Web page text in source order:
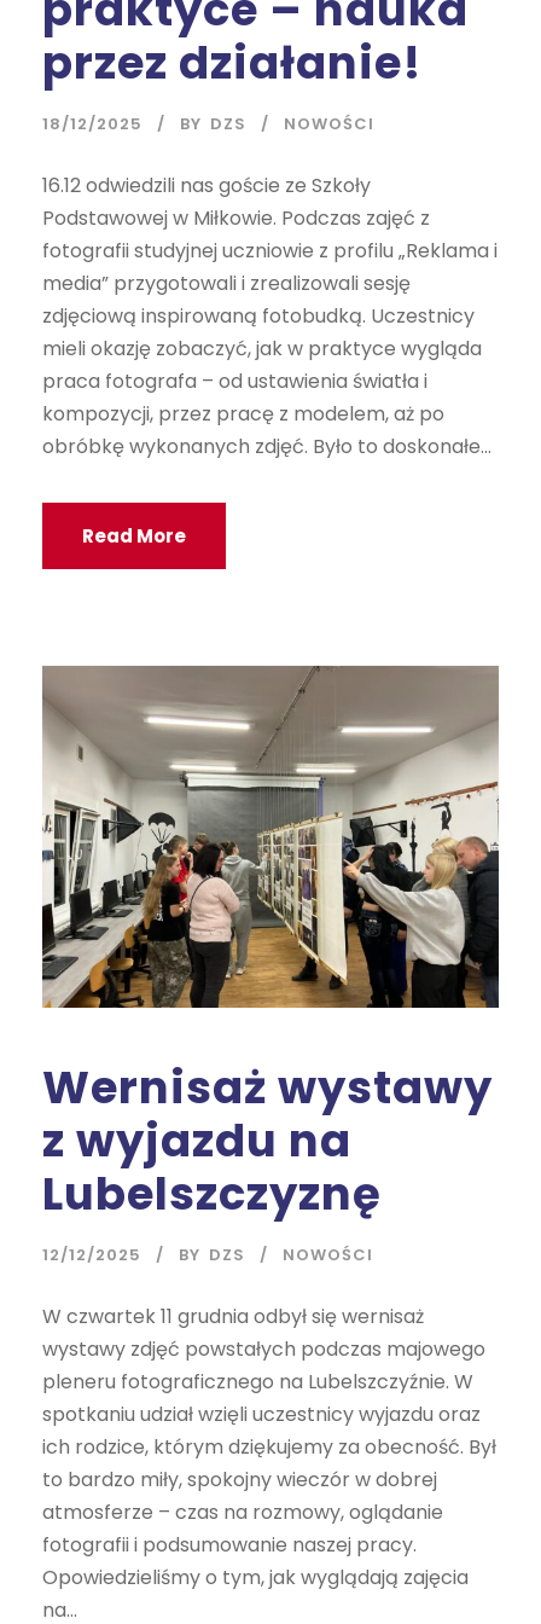
przez działanie!
18/12/2025 BY DZS NOWOŚCI
16.12 odwiedzili nas goście ze Szkoły
Podstawowej w Miłkowie. Podczas zajęć z
fotografii studyjnej uczniowie z profilu „Reklama i
media” przygotowali i zrealizowali sesję
zdjęciową inspirowaną fotobudką. Uczestnicy
mieli okazję zobaczyć, jak w praktyce wygląda
praca fotografa – od ustawienia światła i
kompozycji, przez pracę z modelem, aż po
obróbkę wykonanych zdjęć. Było to doskonałe...
Read More
Wernisaż wystawy
z wyjazdu na
Lubelszczyznę
12/12/2025 BY DZS NOWOŚCI
W czwartek 11 grudnia odbył się wernisaż
wystawy zdjęć powstałych podczas majowego
pleneru fotograficznego na Lubelszczyźnie. W
spotkaniu udział wzięli uczestnicy wyjazdu oraz
ich rodzice, którym dziękujemy za obecność. Był
to bardzo miły, spokojny wieczór w dobrej
atmosferze – czas na rozmowy, oglądanie
fotografii i podsumowanie naszej pracy.
Opowiedzieliśmy o tym, jak wyglądają zajęcia
na...